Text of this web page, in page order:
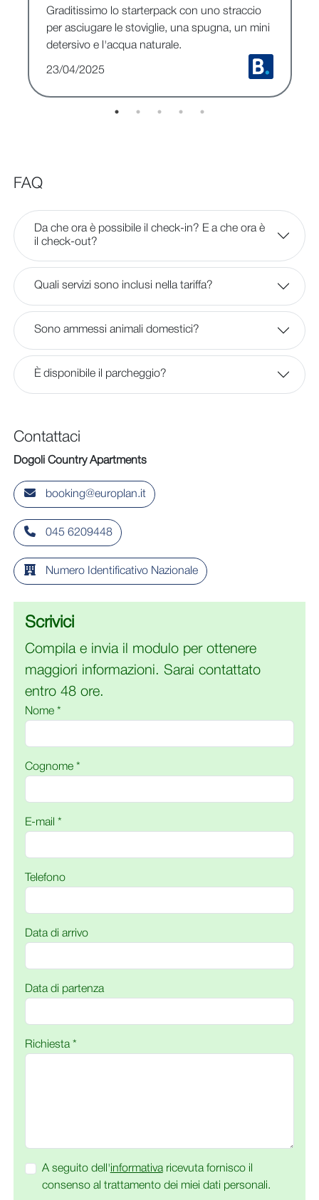
Graditissimo lo starterpack con uno straccio
per asciugare le stoviglie, una spugna, un mini
detersivo e l'acqua naturale.
23/04/2025
FAQ
Da che ora è possibile il check-in? E a che ora è
il check-out?
Quali servizi sono inclusi nella tariffa?
Sono ammessi animali domestici?
È disponibile il parcheggio?
Contattaci
Dogoli Country Apartments
booking@europlan.it
045 6209448
Numero Identificativo Nazionale
Scrivici
Compila e invia il modulo per ottenere
maggiori informazioni. Sarai contattato
entro 48 ore.
Nome *
Cognome *
E-mail *
Telefono
Data di arrivo
Data di partenza
Richiesta *
A seguito dell'informativaricevuta fornisco il
consenso al trattamento dei miei dati personali.